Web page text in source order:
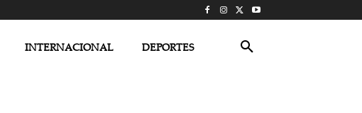
INTERNACIONAL DEPORTES